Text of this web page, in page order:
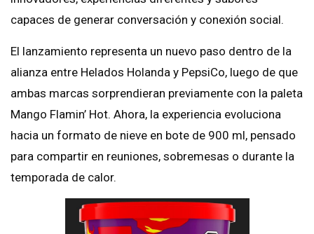
capaces de generar conversación y conexión social.
El lanzamiento representa un nuevo paso dentro de la
alianza entre Helados Holanda y PepsiCo, luego de que
ambas marcas sorprendieran previamente con la paleta
Mango Flamin’ Hot. Ahora, la experiencia evoluciona
hacia un formato de nieve en bote de 900 ml, pensado
para compartir en reuniones, sobremesas o durante la
temporada de calor.